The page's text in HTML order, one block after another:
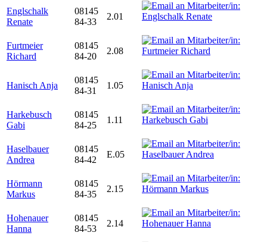
Englschalk
Renate
08145
84-33
2.01
Furtmeier
Richard
08145
84-20
2.08
Hanisch Anja
08145
84-31
1.05
Harkebusch
Gabi
08145
84-25
1.11
Haselbauer
Andrea
08145
84-42
E.05
Hörmann
Markus
08145
84-35
2.15
Hohenauer
Hanna
08145
84-53
2.14